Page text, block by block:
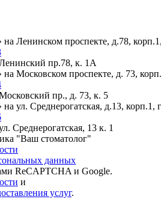
Ленинском проспекте, д.78,
пр.78, к. 1А
Московском проспекте, д. 73,
пр., д. 73, к. 5
ул. Среднерогатская, д.13, корп.1,
Среднерогатская, 13 к. 1
"Ваш стоматолог"
данных
ReCAPTCHA и Google.
и
услуг.